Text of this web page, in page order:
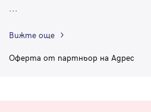
...
Вижте още
Оферта от партньор на Адрес